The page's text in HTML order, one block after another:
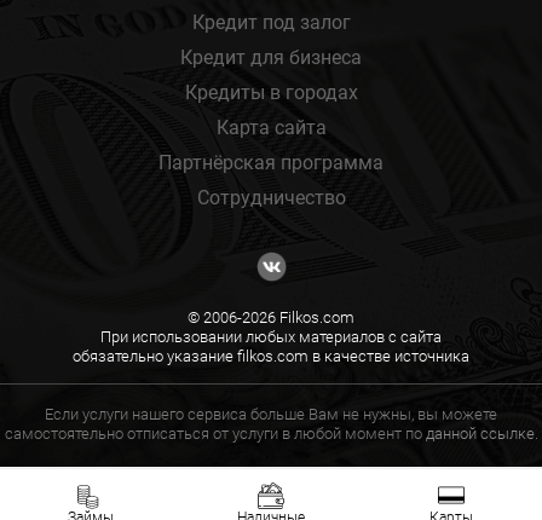
Кредит под залог
Кредит для бизнеса
Кредиты в городах
Карта сайта
Партнёрская программа
Сотрудничество
© 2006-2026 Filkos.com
При использовании любых материалов с сайта
обязательно указание filkos.com в качестве источника
Если услуги нашего сервиса больше Вам не нужны, вы можете
самостоятельно отписаться от услуги в любой момент по данной ссылке.